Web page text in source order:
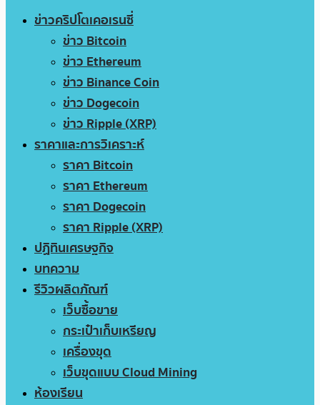
ข่าวคริปโตเคอเรนซี่
ข่าว Bitcoin
ข่าว Ethereum
ข่าว Binance Coin
ข่าว Dogecoin
ข่าว Ripple (XRP)
ราคาและการวิเคราะห์
ราคา Bitcoin
ราคา Ethereum
ราคา Dogecoin
ราคา Ripple (XRP)
ปฏิทินเศรษฐกิจ
บทความ
รีวิวผลิตภัณฑ์
เว็บซื้อขาย
กระเป๋าเก็บเหรียญ
เครื่องขุด
เว็บขุดแบบ Cloud Mining
ห้องเรียน